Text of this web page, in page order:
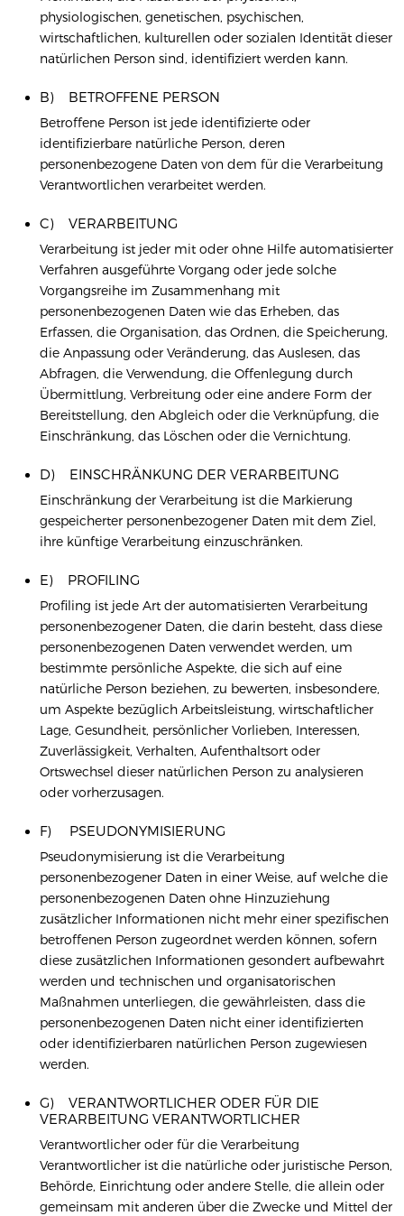
physiologischen, genetischen, psychischen,
wirtschaftlichen, kulturellen oder sozialen Identität dieser
natürlichen Person sind, identifiziert werden kann.
B) BETROFFENE PERSON
Betroffene Person ist jede identifizierte oder
identifizierbare natürliche Person, deren
personenbezogene Daten von dem für die Verarbeitung
Verantwortlichen verarbeitet werden.
C) VERARBEITUNG
Verarbeitung ist jeder mit oder ohne Hilfe automatisierter
Verfahren ausgeführte Vorgang oder jede solche
Vorgangsreihe im Zusammenhang mit
personenbezogenen Daten wie das Erheben, das
Erfassen, die Organisation, das Ordnen, die Speicherung,
die Anpassung oder Veränderung, das Auslesen, das
Abfragen, die Verwendung, die Offenlegung durch
Übermittlung, Verbreitung oder eine andere Form der
Bereitstellung, den Abgleich oder die Verknüpfung, die
Einschränkung, das Löschen oder die Vernichtung.
D) EINSCHRÄNKUNG DER VERARBEITUNG
Einschränkung der Verarbeitung ist die Markierung
gespeicherter personenbezogener Daten mit dem Ziel,
ihre künftige Verarbeitung einzuschränken.
E) PROFILING
Profiling ist jede Art der automatisierten Verarbeitung
personenbezogener Daten, die darin besteht, dass diese
personenbezogenen Daten verwendet werden, um
bestimmte persönliche Aspekte, die sich auf eine
natürliche Person beziehen, zu bewerten, insbesondere,
um Aspekte bezüglich Arbeitsleistung, wirtschaftlicher
Lage, Gesundheit, persönlicher Vorlieben, Interessen,
Zuverlässigkeit, Verhalten, Aufenthaltsort oder
Ortswechsel dieser natürlichen Person zu analysieren
oder vorherzusagen.
F) PSEUDONYMISIERUNG
Pseudonymisierung ist die Verarbeitung
personenbezogener Daten in einer Weise, auf welche die
personenbezogenen Daten ohne Hinzuziehung
zusätzlicher Informationen nicht mehr einer spezifischen
betroffenen Person zugeordnet werden können, sofern
diese zusätzlichen Informationen gesondert aufbewahrt
werden und technischen und organisatorischen
Maßnahmen unterliegen, die gewährleisten, dass die
personenbezogenen Daten nicht einer identifizierten
oder identifizierbaren natürlichen Person zugewiesen
werden.
G) VERANTWORTLICHER ODER FÜR DIE
VERARBEITUNG VERANTWORTLICHER
Verantwortlicher oder für die Verarbeitung
Verantwortlicher ist die natürliche oder juristische Person,
Behörde, Einrichtung oder andere Stelle, die allein oder
gemeinsam mit anderen über die Zwecke und Mittel der